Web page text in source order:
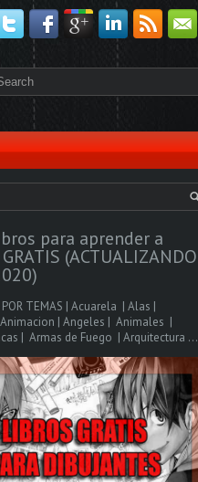
para aprender a
(ACTUALIZANDO
POR TEMAS | Acuarela | Alas |
| Angeles | Animales |
| Armas de Fuego | Arquitectura ...